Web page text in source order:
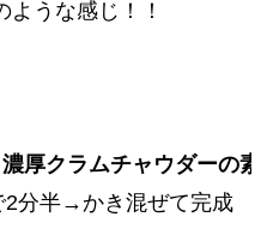
水150CC→600Wで2分半→かき混ぜて完成